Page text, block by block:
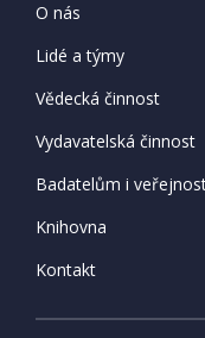
O nás
Lidé a týmy
Vědecká činnost
Vydavatelská činnost
Badatelům i
Knihovna
Kontakt